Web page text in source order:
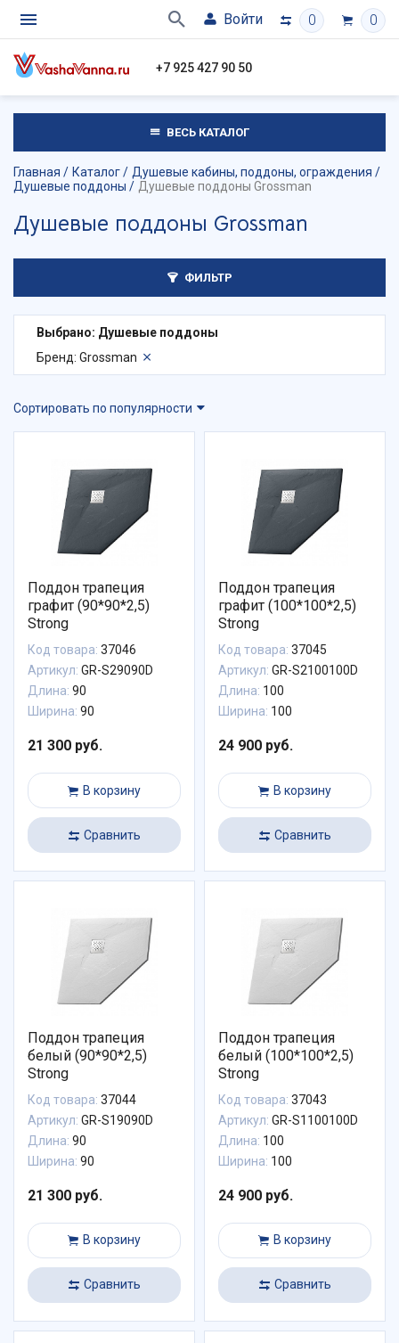
Войти 0 0
+7 925 427 90 50
ВЕСЬ КАТАЛОГ
Главная Каталог
Душевые кабины, поддоны, ограждения
Душевые поддоны
Душевые поддоны Grossman
Душевые поддоны Grossman
ФИЛЬТР
Выбрано: Душевые поддоны
Бренд: Grossman
Сортировать по популярности
Поддон трапеция
графит (90*90*2,5)
Strong
Код товара: 37046
Артикул: GR-S29090D
Длина: 90
Ширина: 90
21 300 руб.
В корзину
Сравнить
Поддон трапеция
графит (100*100*2,5)
Strong
Код товара: 37045
Артикул: GR-S2100100D
Длина: 100
Ширина: 100
24 900 руб.
В корзину
Сравнить
Поддон трапеция
белый (90*90*2,5)
Strong
Код товара: 37044
Артикул: GR-S19090D
Длина: 90
Ширина: 90
21 300 руб.
В корзину
Сравнить
Поддон трапеция
белый (100*100*2,5)
Strong
Код товара: 37043
Артикул: GR-S1100100D
Длина: 100
Ширина: 100
24 900 руб.
В корзину
Сравнить